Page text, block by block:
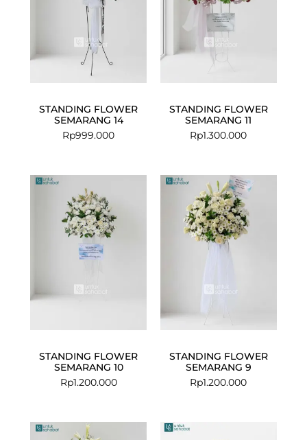
STANDING FLOWER
SEMARANG 14
Rp999.000
STANDING FLOWER
SEMARANG 11
Rp1.300.000
STANDING FLOWER
SEMARANG 10
Rp1.200.000
STANDING FLOWER
SEMARANG 9
Rp1.200.000